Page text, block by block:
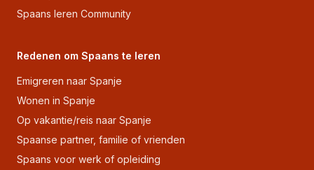
Spaans leren Community
Redenen om Spaans te leren
Emigreren naar Spanje
Wonen in Spanje
Op vakantie/reis naar Spanje
Spaanse partner, familie of vrienden
Spaans voor werk of opleiding